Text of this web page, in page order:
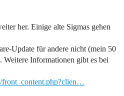
her. Einige alte Sigmas gehen
Update für andere nicht (mein 50
Weitere Informationen gibt es bei
front_content.php?clien…